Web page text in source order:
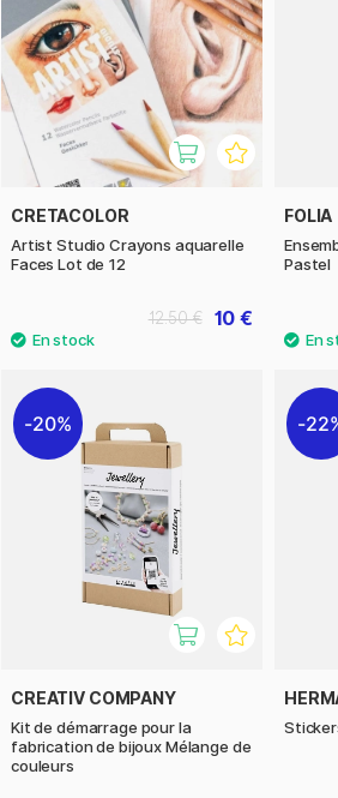
CRETACOLOR
Artist Studio Crayons aquarelle
Faces Lot de 12
10 €
12.50 €
FOLIA
Pastel
20%
CREATIV COMPANY
Kit de démarrage pour la
fabrication de bijoux Mélange de
couleurs